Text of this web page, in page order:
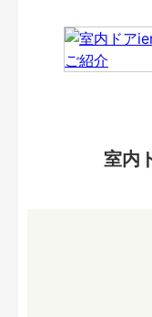
室内